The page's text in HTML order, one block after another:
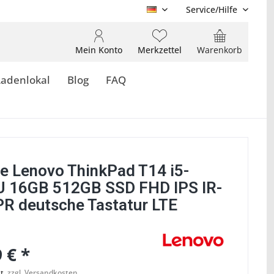
DE Service/Hilfe
Warenkorb
Merkzettel
Mein Konto
Blog FAQ
Lenovo ThinkPad T14 i5-
16GB 512GB SSD FHD IPS IR-
deutsche Tastatur LTE
€ *